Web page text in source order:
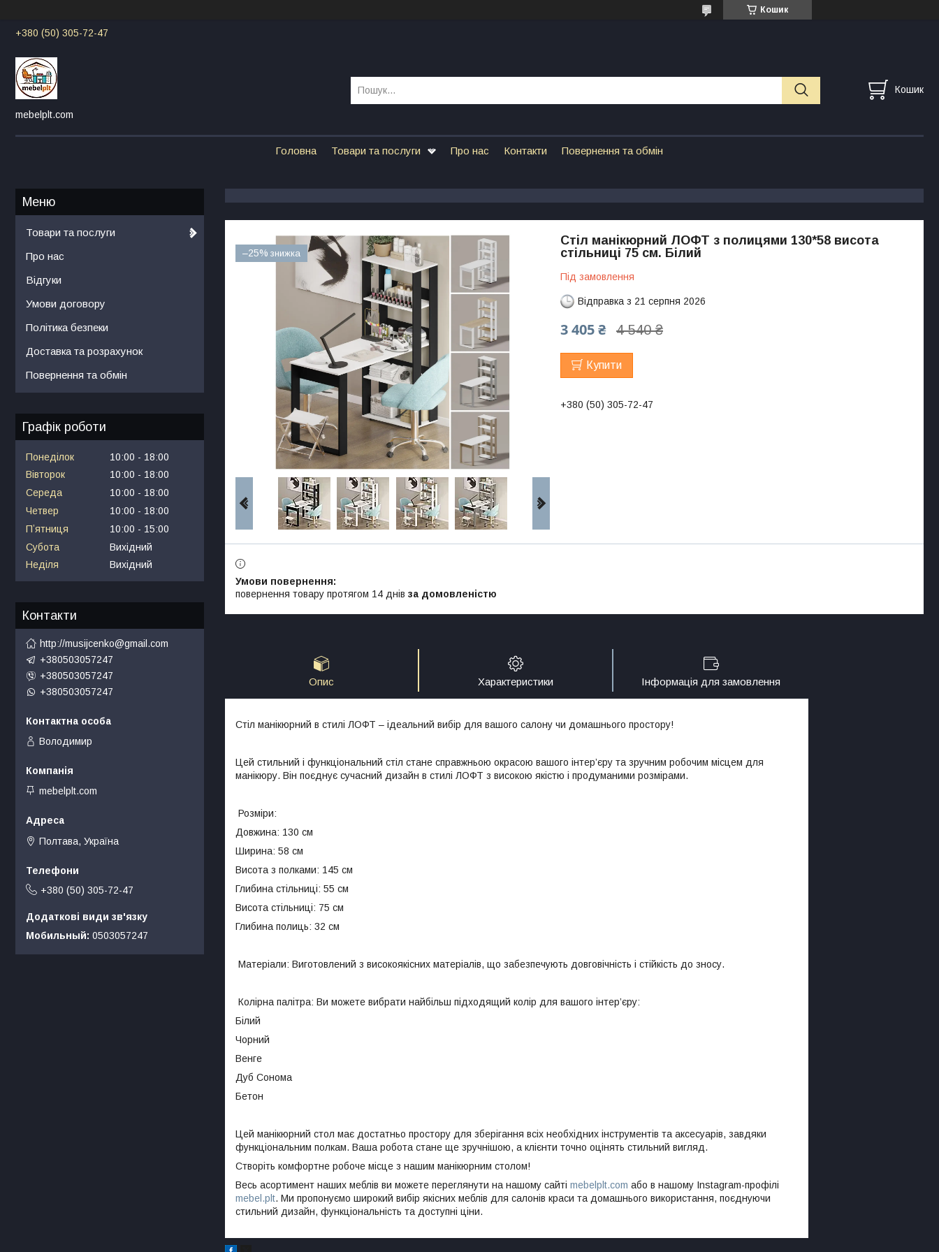
Кошик
+380 (50) 305-72-47
mebelplt.com
Кошик
Головна Товари та послуги Про нас Контакти Повернення та обмін
–25%
Стіл манікюрний ЛОФТ з полицями 130*58 висота
стільниці 75 см. Білий
Під замовлення
Відправка з 21 серпня 2026
4 540 ₴
3 405 ₴
Купити
+380 (50) 305-72-47
повернення товару протягом 14 днів за домовленістю
Опис Характеристики Інформація для замовлення
Стіл манікюрний в стилі ЛОФТ – ідеальний вибір для вашого салону чи домашнього простору!
Цей стильний і функціональний стіл стане справжньою окрасою вашого інтер’єру та зручним робочим місцем для
манікюру. Він поєднує сучасний дизайн в стилі ЛОФТ з високою якістю і продуманими розмірами.
Розміри:
Довжина: 130 см
Ширина: 58 см
Висота з полками: 145 см
Глибина стільниці: 55 см
Висота стільниці: 75 см
Глибина полиць: 32 см
Матеріали: Виготовлений з високоякісних матеріалів, що забезпечують довговічність і стійкість до зносу.
Колірна палітра: Ви можете вибрати найбільш підходящий колір для вашого інтер’єру:
Білий
Чорний
Венге
Дуб Сонома
Бетон
Цей манікюрний стол має достатньо простору для зберігання всіх необхідних інструментів та аксесуарів, завдяки
функціональним полкам. Ваша робота стане ще зручнішою, а клієнти точно оцінять стильний вигляд.
Створіть комфортне робоче місце з нашим манікюрним столом!
Весь асортимент наших меблів ви можете переглянути на нашому сайті mebelplt.com або в нашому Instagram-профілі
mebel.plt. Ми пропонуємо широкий вибір якісних меблів для салонів краси та домашнього використання, поєднуючи
стильний дизайн, функціональність та доступні ціни.
Товари та послуги
Про нас
Відгуки
Умови договору
Політика безпеки
Доставка та розрахунок
Повернення та обмін
Графік роботи
Понеділок 10:00
18:00
Вівторок
10:00
18:00
Середа
10:00
18:00
Четвер
10:00
18:00
Пʼятниця
10:00
15:00
Субота
Вихідний
Неділя
Вихідний
Контакти
http://musijcenko@gmail.com
+380503057247
+380503057247
+380503057247
Володимир
mebelplt.com
Полтава, Україна
+380 (50) 305-72-47
Мобильный 0503057247